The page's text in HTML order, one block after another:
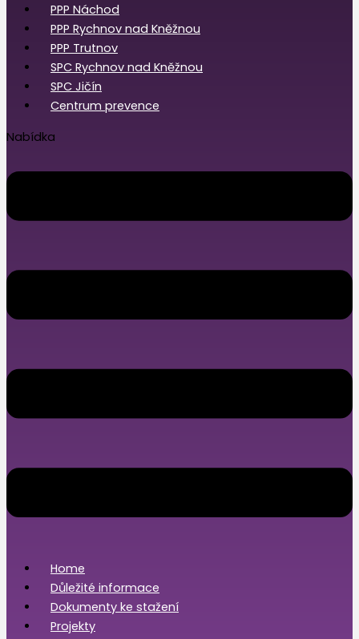
PPP Náchod
PPP Rychnov nad Kněžnou
PPP Trutnov
SPC Rychnov nad Kněžnou
SPC Jičín
Centrum prevence
Nabídka
Home
Důležité informace
Dokumenty ke stažení
Projekty